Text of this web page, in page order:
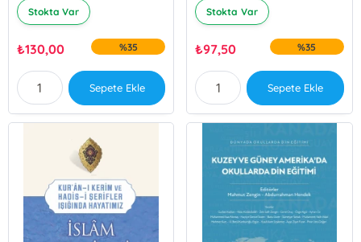
Stokta Var
₺130,00 %35
Sepete Ekle
Stokta Var
₺97,50 %35
Sepete Ekle